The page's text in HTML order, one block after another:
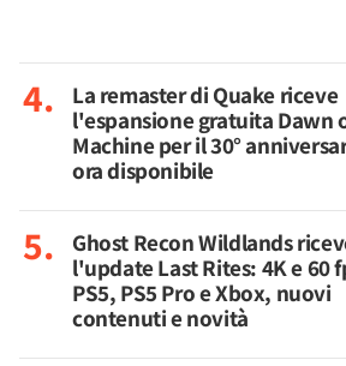
La remaster di Quake riceve
l'espansione gratuita Dawn
Machine per il 30°
ora disponibile
Ghost Recon Wildlands
l'update Last Rites: 4K e 60
PS5, PS5 Pro e Xbox, nuovi
contenuti e novità